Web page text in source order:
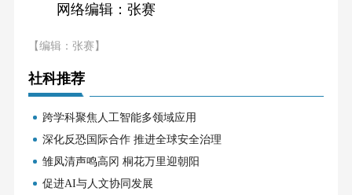
网络编辑：张赛
【编辑：张赛】
社科推荐
跨学科聚焦人工智能多领域应用
深化反恐国际合作 推进全球安全治理
雏凤清声鸣高冈 桐花万里迎朝阳
促进AI与人文协同发展